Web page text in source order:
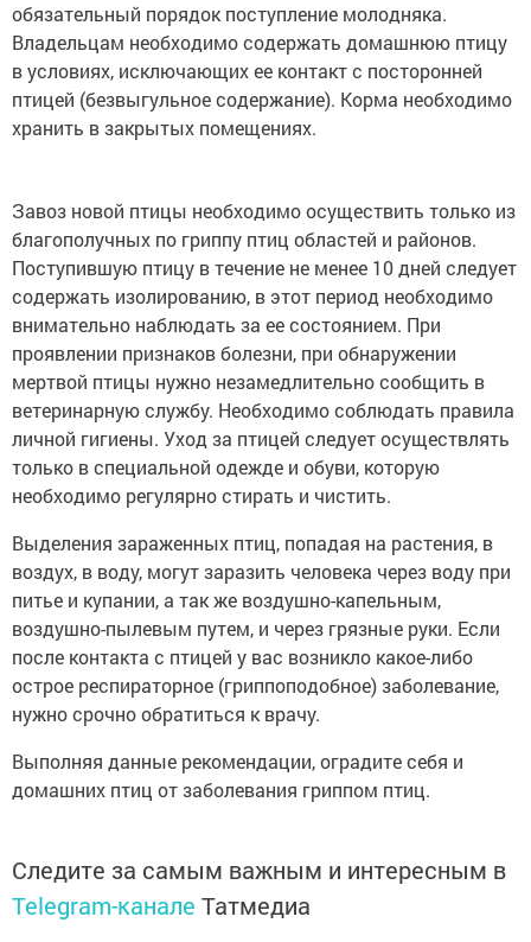
обязательный порядок поступление молодняка.
Владельцам необходимо содержать домашнюю птицу
в условиях, исключающих ее контакт с посторонней
птицей (безвыгульное содержание). Корма необходимо
хранить в закрытых помещениях.
Завоз новой птицы необходимо осуществить только из
благополучных по гриппу птиц областей и районов.
Поступившую птицу в течение не менее 10 дней следует
содержать изолированию, в этот период необходимо
внимательно наблюдать за ее состоянием. При
проявлении признаков болезни, при обнаружении
мертвой птицы нужно незамедлительно сообщить в
ветеринарную службу. Необходимо соблюдать правила
личной гигиены. Уход за птицей следует осуществлять
только в специальной одежде и обуви, которую
необходимо регулярно стирать и чистить.
Выделения зараженных птиц, попадая на растения, в
воздух, в воду, могут заразить человека через воду при
питье и купании, а так же воздушно-капельным,
воздушно-пылевым путем, и через грязные руки. Если
после контакта с птицей у вас возникло какое-либо
острое респираторное (гриппоподобное) заболевание,
нужно срочно обратиться к врачу.
Выполняя данные рекомендации, оградите себя и
домашних птиц от заболевания гриппом птиц.
Следите за самым важным и интересным в
Telegram-канале Татмедиа